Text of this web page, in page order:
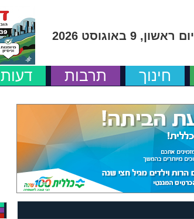
יום ראשון, 9 באוגוסט 2026
חינוך תרבות דעות